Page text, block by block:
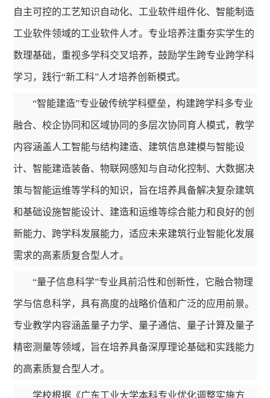
自主可控的工艺知识自动化、工业软件组件化、智能制造
工业软件领域的工业软件人才。专业培养注重夯实学生的
数理基础，重视多学科交叉培养，鼓励学生跨专业跨学科
学习，践行“新工科”人才培养创新模式。
“智能建造”专业破传统学科壁垒，构建跨学科多专业
融合、校企协同和区域协同的多层次协同育人模式，教学
内容涵盖人工智能与结构建造、建筑信息建模与智能设
计、智能建造装备、物联网感知与自动化控制、大数据决
策与智能运维等学科的知识，旨在培养具备解决复杂建筑
和基础设施智能设计、建造和运维等综合能力和良好的创
新能力、跨学科发展能力，适应未来建筑行业智能化发展
需求的高素质复合型人才。
“量子信息科学”专业具前沿性和创新性，它融合物理
学与信息科学，具有高度的战略价值和广泛的应用前景。
专业教学内容涵盖量子力学、量子通信、量子计算及量子
精密测量等领域，旨在培养具备深厚理论基础和实践能力
的高素质复合型人才。
学校根据《广东工业大学本科专业优化调整实施方